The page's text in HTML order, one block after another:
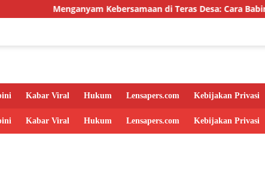
Kebersamaan di Teras Desa: Cara Babinsa Kesongo
Kabar Viral Hukum Lensapers.com Kebijakan Privasi
Kabar Viral Hukum Lensapers.com Kebijakan Privasi